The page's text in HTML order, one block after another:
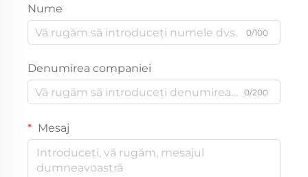
Nume
0/100
Denumirea companiei
0/200
Mesaj